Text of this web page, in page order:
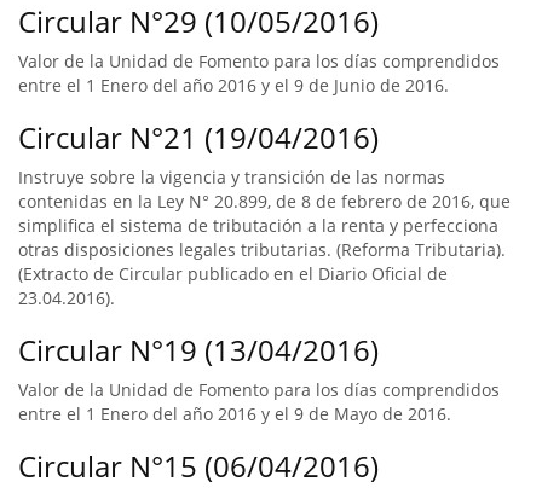
Circular N°29 (10/05/2016)
Valor de la Unidad de Fomento para los días comprendidos
entre el 1 Enero del año 2016 y el 9 de Junio de 2016.
Circular N°21 (19/04/2016)
Instruye sobre la vigencia y transición de las normas
contenidas en la Ley N° 20.899, de 8 de febrero de 2016, que
simplifica el sistema de tributación a la renta y perfecciona
otras disposiciones legales tributarias. (Reforma Tributaria).
(Extracto de Circular publicado en el Diario Oficial de
23.04.2016).
Circular N°19 (13/04/2016)
Valor de la Unidad de Fomento para los días comprendidos
entre el 1 Enero del año 2016 y el 9 de Mayo de 2016.
Circular N°15 (06/04/2016)